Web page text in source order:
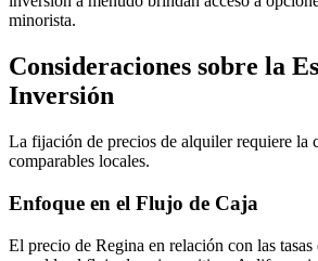
minorista.
Consideraciones sobre la
Inversión
La fijación de precios de alquiler requiere la
comparables locales.
Enfoque en el Flujo de Caja
El precio de Regina en relación con las